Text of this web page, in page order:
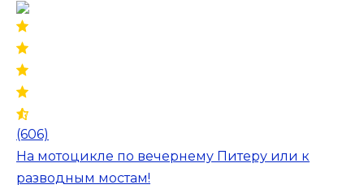
(606)
На мотоцикле по вечернему Питеру или к
разводным мостам!